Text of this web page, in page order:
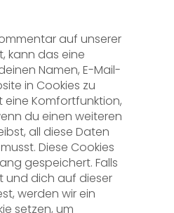
auf unserer
kann das eine
Namen, E-Mail-
in Cookies zu
eine Komfortfunktion,
du einen weiteren
all diese Daten
Diese Cookies
gespeichert. Falls
und dich auf dieser
werden wir ein
setzen, um